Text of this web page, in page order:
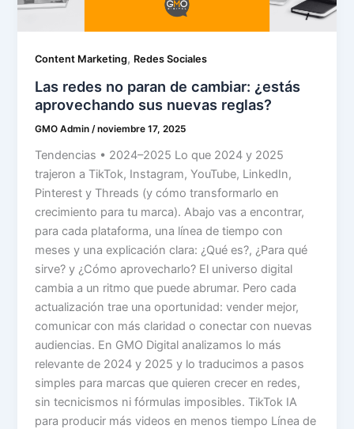
Content Marketing, Redes Sociales
Las redes no paran de cambiar: ¿estás
aprovechando sus nuevas reglas?
GMO Admin /noviembre 17, 2025
Tendencias • 2024–2025 Lo que 2024 y 2025
trajeron a TikTok, Instagram, YouTube, LinkedIn,
Pinterest y Threads (y cómo transformarlo en
crecimiento para tu marca). Abajo vas a encontrar,
para cada plataforma, una línea de tiempo con
meses y una explicación clara: ¿Qué es?, ¿Para qué
sirve? y ¿Cómo aprovecharlo? El universo digital
cambia a un ritmo que puede abrumar. Pero cada
actualización trae una oportunidad: vender mejor,
comunicar con más claridad o conectar con nuevas
audiencias. En GMO Digital analizamos lo más
relevante de 2024 y 2025 y lo traducimos a pasos
simples para marcas que quieren crecer en redes,
sin tecnicismos ni fórmulas imposibles. TikTok IA
para producir más videos en menos tiempo Línea de